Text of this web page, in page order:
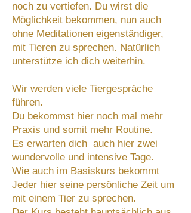
noch zu vertiefen. Du wirst die
Möglichkeit bekommen, nun auch
ohne Meditationen eigenständiger,
mit Tieren zu sprechen. Natürlich
unterstütze ich dich weiterhin.
Wir werden viele Tiergespräche
führen.
Du bekommst hier noch mal mehr
Praxis und somit mehr Routine.
Es erwarten dich auch hier zwei
wundervolle und intensive Tage.
Wie auch im Basiskurs bekommt
Jeder hier seine persönliche Zeit um
mit einem Tier zu sprechen.